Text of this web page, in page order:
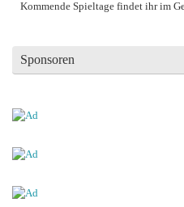
Kommende Spieltage findet ihr im
Sponsoren